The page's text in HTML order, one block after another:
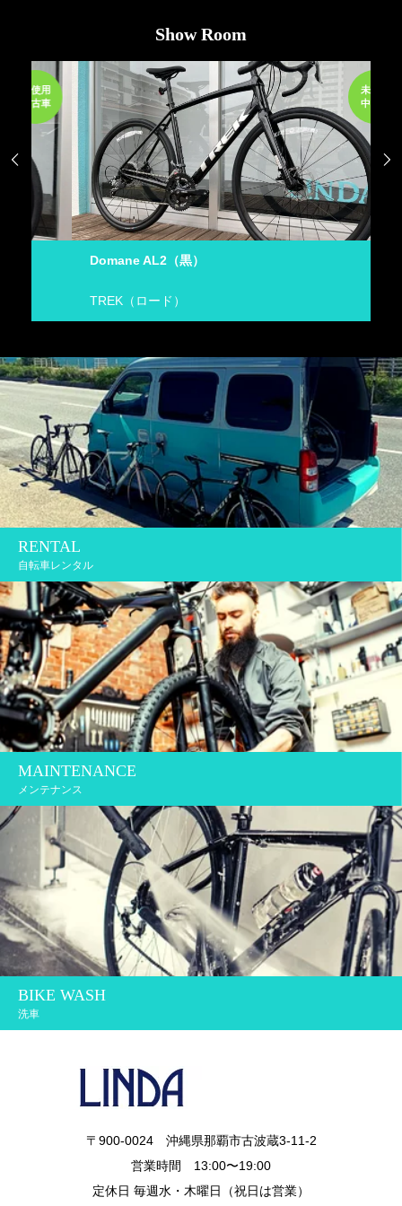
Show Room
未使用
中古車
Domane AL2（黒）
TREK（ロード）
 
RENTAL
自転車レンタル
MAINTENANCE
メンテナンス
BIKE WASH
洗車
〒900-0024 沖縄県那覇市古波蔵3-11-2
営業時間 13:00〜19:00
定休日 毎週水・木曜日（祝日は営業）